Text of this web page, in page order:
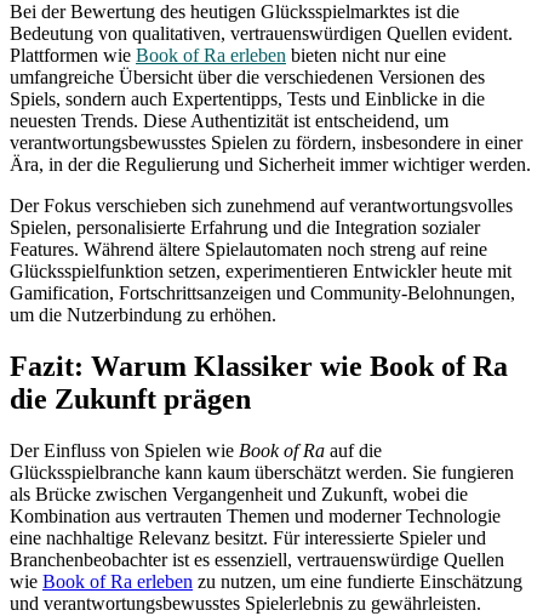
Bei der Bewertung des heutigen Glücksspielmarktes ist die
Bedeutung von qualitativen, vertrauenswürdigen Quellen evident.
Plattformen wie Book of Ra erleben bieten nicht nur eine
umfangreiche Übersicht über die verschiedenen Versionen des
Spiels, sondern auch Expertentipps, Tests und Einblicke in die
neuesten Trends. Diese Authentizität ist entscheidend, um
verantwortungsbewusstes Spielen zu fördern, insbesondere in einer
Ära, in der die Regulierung und Sicherheit immer wichtiger werden.
Der Fokus verschieben sich zunehmend auf verantwortungsvolles
Spielen, personalisierte Erfahrung und die Integration sozialer
Features. Während ältere Spielautomaten noch streng auf reine
Glücksspielfunktion setzen, experimentieren Entwickler heute mit
Gamification, Fortschrittsanzeigen und Community-Belohnungen,
um die Nutzerbindung zu erhöhen.
Fazit: Warum Klassiker wie Book of Ra
die Zukunft prägen
Der Einfluss von Spielen wie Book of Ra auf die
Glücksspielbranche kann kaum überschätzt werden. Sie fungieren
als Brücke zwischen Vergangenheit und Zukunft, wobei die
Kombination aus vertrauten Themen und moderner Technologie
eine nachhaltige Relevanz besitzt. Für interessierte Spieler und
Branchenbeobachter ist es essenziell, vertrauenswürdige Quellen
wie Book of Ra erleben zu nutzen, um eine fundierte Einschätzung
und verantwortungsbewusstes Spielerlebnis zu gewährleisten.